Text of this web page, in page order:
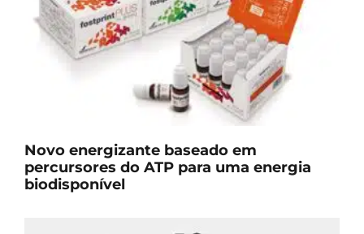
Novo energizante baseado em
percursores do ATP para uma energia
biodisponível